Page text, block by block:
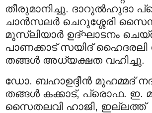
തീരുമാനിച്ചു. ദാറുല്‍ഹുദാ
ചാന്‍സലര്‍ ചെറുശ്ശേരി
മുസ്‌ലിയാര്‍ ഉദ്‌ഘാടനം
പാണക്കാട്‌ സയിദ്‌
തങ്ങള്‍ അധ്യക്ഷത വഹിച്ചു.
ഡോ. ബഹാഉദ്ദീന്‍ മുഹമ്മദ്‌
തങ്ങള്‍ കക്കാട്‌, പ്രൊഫ. ഇ.
സൈതലവി ഹാജി, ഇല്ലത്ത്‌